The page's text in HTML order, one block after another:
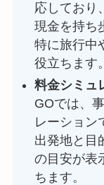
応しており、
現金を持ち
特に旅行中
役立ちます。
料金シミュ
GOでは、
レーション
出発地と目
の目安が表
ちます。